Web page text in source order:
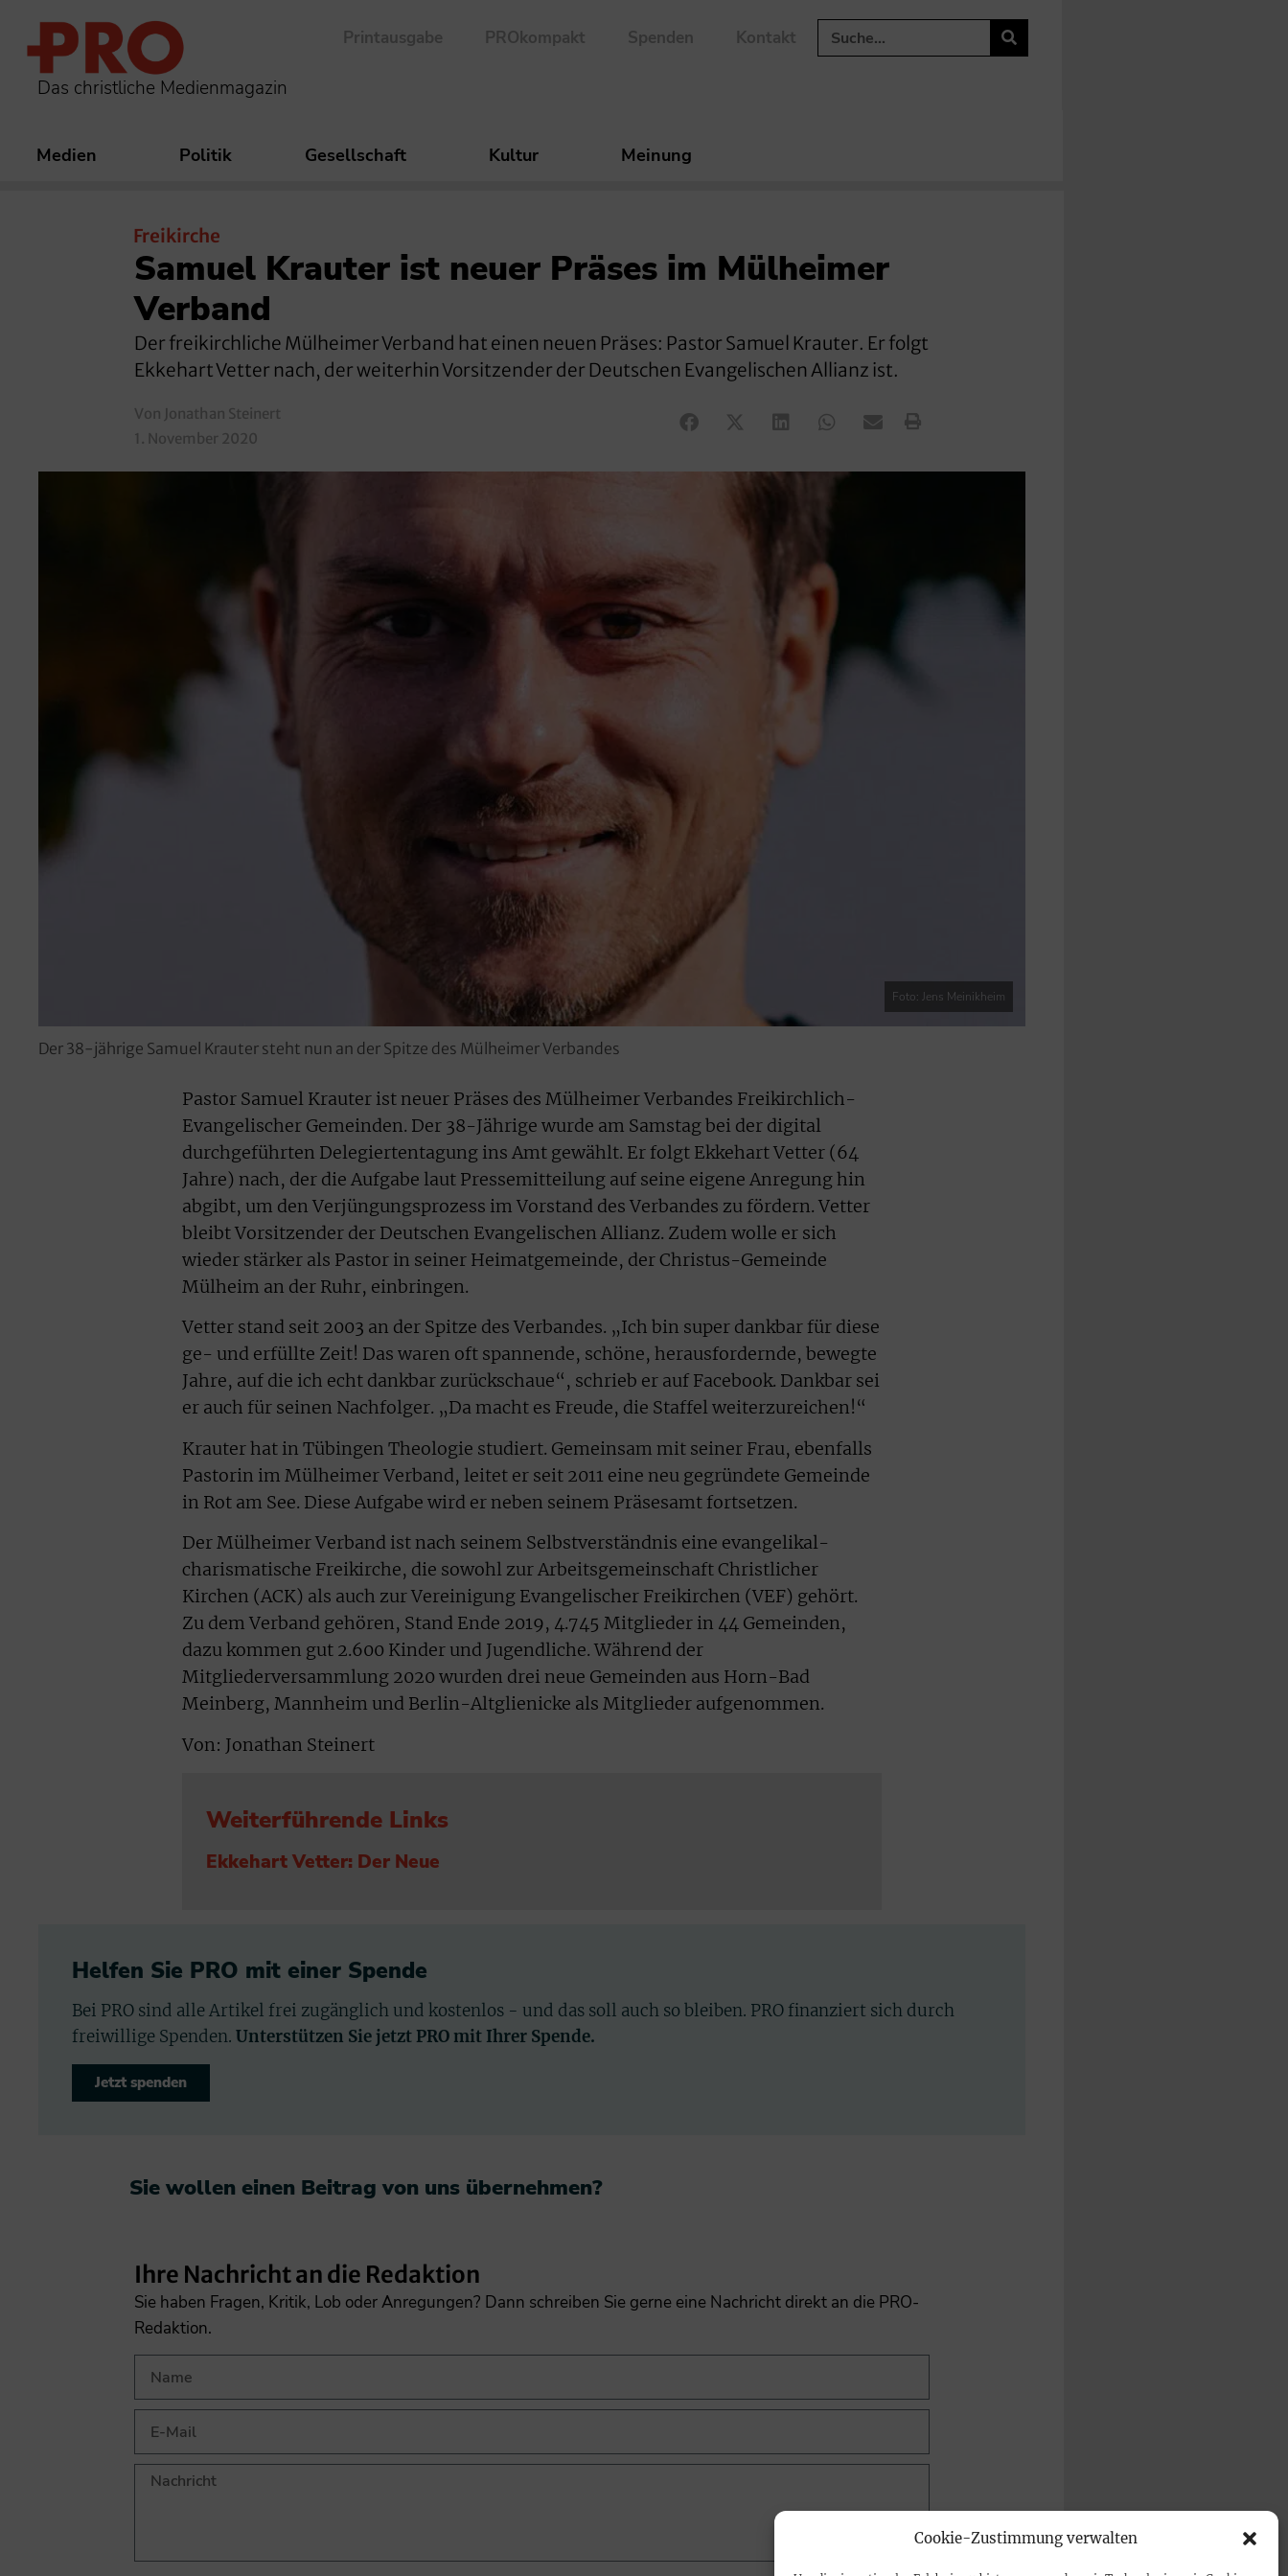
Cookie-Zustimmung verwalten
Das christliche Medienmagazin
Printausgabe PROkompakt Spenden Kontakt
Medien Politik Gesellschaft Kultur Meinung
Freikirche
Samuel Krauter ist neuer Präses im Mülheimer
Verband
Der freikirchliche Mülheimer Verband hat einen neuen Präses: Pastor Samuel Krauter. Er folgt
Ekkehart Vetter nach, der weiterhin Vorsitzender der Deutschen Evangelischen Allianz ist.
Von Jonathan Steinert
1. November 2020
Foto: Jens Meinikheim
Der 38-jährige Samuel Krauter steht nun an der Spitze des Mülheimer Verbandes
Pastor Samuel Krauter ist neuer Präses des Mülheimer Verbandes Freikirchlich-
Evangelischer Gemeinden. Der 38-Jährige wurde am Samstag bei der digital
durchgeführten Delegiertentagung ins Amt gewählt. Er folgt Ekkehart Vetter (64
Jahre) nach, der die Aufgabe laut Pressemitteilung auf seine eigene Anregung hin
abgibt, um den Verjüngungsprozess im Vorstand des Verbandes zu fördern. Vetter
bleibt Vorsitzender der Deutschen Evangelischen Allianz. Zudem wolle er sich
wieder stärker als Pastor in seiner Heimatgemeinde, der Christus-Gemeinde
Mülheim an der Ruhr, einbringen.
Vetter stand seit 2003 an der Spitze des Verbandes. „Ich bin super dankbar für diese
ge- und erfüllte Zeit! Das waren oft spannende, schöne, herausfordernde, bewegte
Jahre, auf die ich echt dankbar zurückschaue“, schrieb er auf Facebook. Dankbar sei
er auch für seinen Nachfolger. „Da macht es Freude, die Staffel weiterzureichen!“
Krauter hat in Tübingen Theologie studiert. Gemeinsam mit seiner Frau, ebenfalls
Pastorin im Mülheimer Verband, leitet er seit 2011 eine neu gegründete Gemeinde
in Rot am See. Diese Aufgabe wird er neben seinem Präsesamt fortsetzen.
Der Mülheimer Verband ist nach seinem Selbstverständnis eine evangelikal-
charismatische Freikirche, die sowohl zur Arbeitsgemeinschaft Christlicher
Kirchen (ACK) als auch zur Vereinigung Evangelischer Freikirchen (VEF) gehört.
Zu dem Verband gehören, Stand Ende 2019, 4.745 Mitglieder in 44 Gemeinden,
dazu kommen gut 2.600 Kinder und Jugendliche. Während der
Mitgliederversammlung 2020 wurden drei neue Gemeinden aus Horn-Bad
Meinberg, Mannheim und Berlin-Altglienicke als Mitglieder aufgenommen.
Von: Jonathan Steinert
Weiterführende Links
Ekkehart Vetter: Der Neue
Helfen Sie PRO mit einer Spende
Bei PRO sind alle Artikel frei zugänglich und kostenlos - und das soll auch so bleiben. PRO finanziert sich durch
freiwillige Spenden. Unterstützen Sie jetzt PRO mit Ihrer Spende.
Jetzt spenden
Sie wollen einen Beitrag von uns übernehmen?​
Ihre Nachricht an die Redaktion
Sie haben Fragen, Kritik, Lob oder Anregungen? Dann schreiben Sie gerne eine Nachricht direkt an die PRO-
Redaktion.